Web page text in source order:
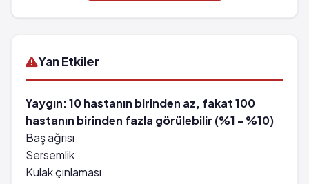
Yan Etkiler
Yaygın: 10 hastanın birinden az, fakat 100
hastanın birinden fazla görülebilir (%1 - %10)
Baş ağrısı
Sersemlik
Kulak çınlaması